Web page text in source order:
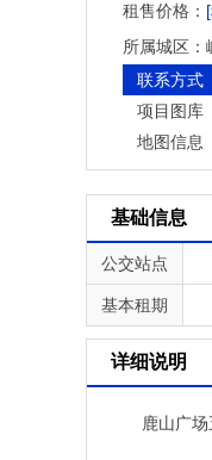
租售价格：
所属城区：
联系方式
项目图库
地图信息
基础信息
公交站点
基本租期
详细说明
鹿山广